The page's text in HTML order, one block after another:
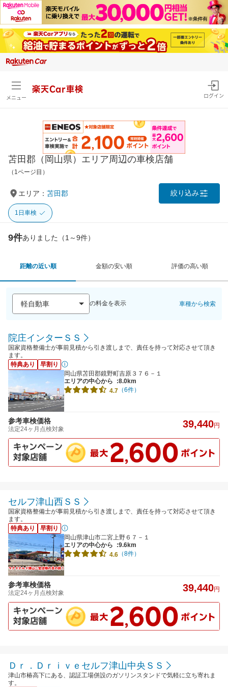
メニュー
楽天Car車検
ログイン
苫田郡（岡山県）エリア周辺の車検店舗
（1ページ目）
エリア： 苫田郡 絞り込み
1日車検
9件ありました（1～9件）
距離の近い順 金額の安い順 評価の高い順
の料金を表示 車種から検索
院庄インターＳＳ
国家資格整備士が事前見積から引き渡しまで、責任を持って対応させて頂き
ます。
特典あり
早割り
岡山県苫田郡鏡野町吉原３７６－１
エリアの中心から
:8.0km
4.7 （6件）
参考車検価格
法定24ヶ月点検対象 39,440円
セルフ津山西ＳＳ
国家資格整備士が事前見積から引き渡しまで、責任を持って対応させて頂き
ます。
特典あり
早割り
岡山県津山市二宮上野６７－１
エリアの中心から
:9.6km
4.6 （8件）
参考車検価格
法定24ヶ月点検対象 39,440円
Ｄｒ．Ｄｒｉｖｅセルフ津山中央ＳＳ
津山市椿高下にある、認証工場併設のガソリンスタンドで気軽に立ち寄れま
す。